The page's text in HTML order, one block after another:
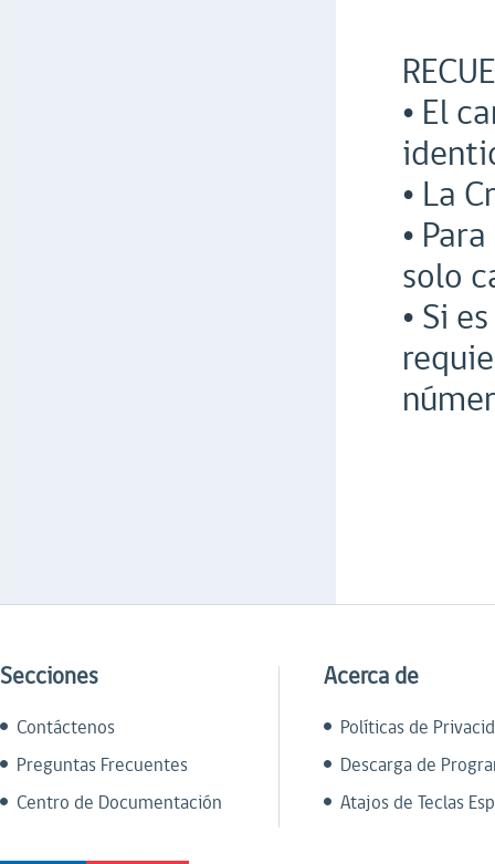
• El
• La
•
solo
• Si
Secciones
Contáctenos
Preguntas Frecuentes
Centro de Documentación
Acerca de
Políticas de
Descarga de
Atajos de Teclas